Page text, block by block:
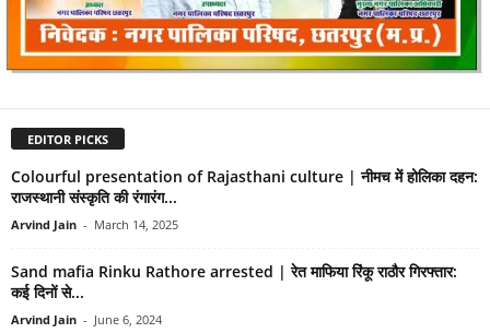
EDITOR PICKS
Colourful presentation of Rajasthani culture | नीमच में होलिका दहन:
राजस्थानी संस्कृति की रंगारंग...
Arvind Jain - March 14, 2025
Sand mafia Rinku Rathore arrested | रेत माफिया रिंकू राठौर गिरफ्तार:
कई दिनों से...
Arvind Jain - June 6, 2024